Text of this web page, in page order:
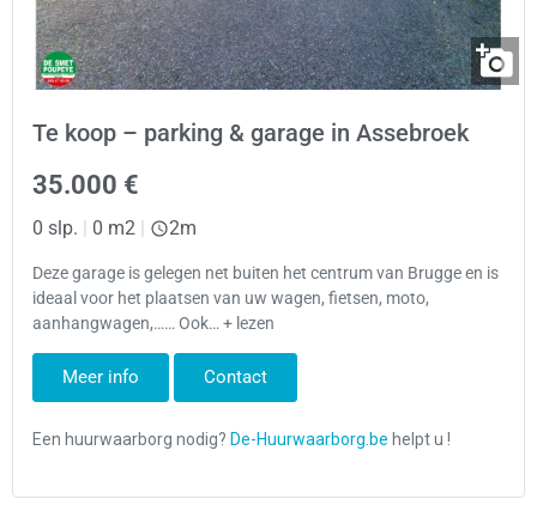
Te koop – parking & garage in Assebroek
35.000 €
0 slp. 0 m2 2m
Deze garage is gelegen net buiten het centrum van Brugge en is
ideaal voor het plaatsen van uw wagen, fietsen, moto,
aanhangwagen,…… Ook… + lezen
Meer info Contact